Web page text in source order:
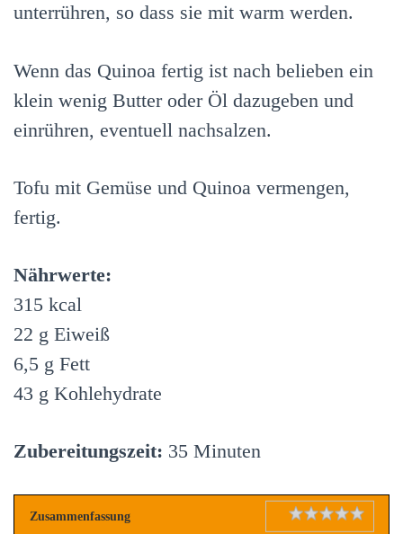
unterrühren, so dass sie mit warm werden.
Wenn das Quinoa fertig ist nach belieben ein
klein wenig Butter oder Öl dazugeben und
einrühren, eventuell nachsalzen.
Tofu mit Gemüse und Quinoa vermengen,
fertig.
Nährwerte:
315 kcal
22 g Eiweiß
6,5 g Fett
43 g Kohlehydrate
Zubereitungszeit: 35 Minuten
Zusammenfassung Rating